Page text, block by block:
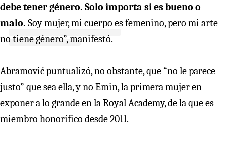
debe tener género. Solo importa si es bueno o
malo. Soy mujer, mi cuerpo es femenino, pero mi arte
no tiene género”, manifestó.
Abramović puntualizó, no obstante, que “no le parece
justo” que sea ella, y no Emin, la primera mujer en
exponer a lo grande en la Royal Academy, de la que es
miembro honorífico desde 2011.